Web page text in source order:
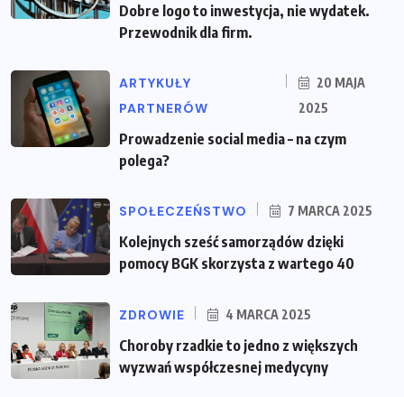
Dobre logo to inwestycja, nie wydatek.
Przewodnik dla firm.
ARTYKUŁY
PARTNERÓW
20 MAJA
2025
Prowadzenie social media – na czym
polega?
SPOŁECZEŃSTWO 7 MARCA 2025
Kolejnych sześć samorządów dzięki
pomocy BGK skorzysta z wartego 40
ZDROWIE 4 MARCA 2025
Choroby rzadkie to jedno z większych
wyzwań współczesnej medycyny